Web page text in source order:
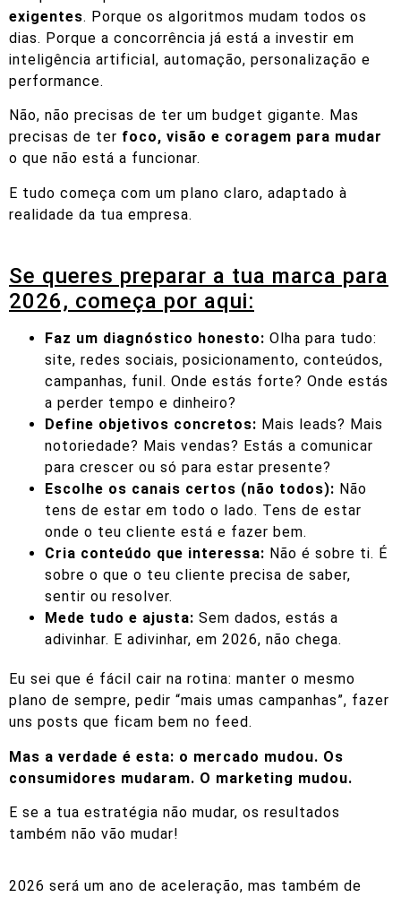
exigentes. Porque os algoritmos mudam todos os
dias. Porque a concorrência já está a investir em
inteligência artificial, automação, personalização e
performance.
Não, não precisas de ter um budget gigante. Mas
precisas de ter foco, visão e coragem para mudar
o que não está a funcionar.
E tudo começa com um plano claro, adaptado à
realidade da tua empresa.
Se queres preparar a tua marca para
2026, começa por aqui:
Faz um diagnóstico honesto: Olha para tudo:
site, redes sociais, posicionamento, conteúdos,
campanhas, funil. Onde estás forte? Onde estás
a perder tempo e dinheiro?
Define objetivos concretos: Mais leads? Mais
notoriedade? Mais vendas? Estás a comunicar
para crescer ou só para estar presente?
Escolhe os canais certos (não todos): Não
tens de estar em todo o lado. Tens de estar
onde o teu cliente está e fazer bem.
Cria conteúdo que interessa: Não é sobre ti. É
sobre o que o teu cliente precisa de saber,
sentir ou resolver.
Mede tudo e ajusta: Sem dados, estás a
adivinhar. E adivinhar, em 2026, não chega.
Eu sei que é fácil cair na rotina: manter o mesmo
plano de sempre, pedir “mais umas campanhas”, fazer
uns posts que ficam bem no feed.
Mas a verdade é esta: o mercado mudou. Os
consumidores mudaram. O marketing mudou.
E se a tua estratégia não mudar, os resultados
também não vão mudar!
2026 será um ano de aceleração, mas também de